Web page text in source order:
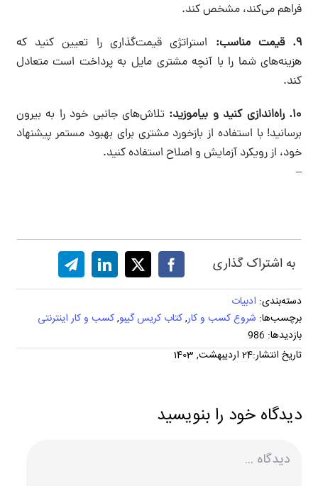
فراهم می‌کند، مشخص کند.
۹. قیمت مناسب:
استراتژی قیمت‌گذاری را تعیین کنید که
هزینه‌های شما را با آنچه مشتری مایل به پرداخت است متعادل
کند.
۱۰. راه‌اندازی کنید و بیاموزید:
تلاش‌های جانبی خود را به بیرون
برسانید! با استفاده از بازخورد مشتری برای بهبود مستمر پیشنهاد
خود، از رویکرد آزمایش و اصلاح استفاده کنید.
–
به اشتراک گذاری
دسته‌بندی: ادبیات
برچسب‌ها: شروع کسب و کار,کتاب کریس گیبو,کسب و کار اینترنتی
بازدیدها: 986
تاریخ انتشار:24 اردیبهشت, 1403
دیدگاه خود را بنویسید